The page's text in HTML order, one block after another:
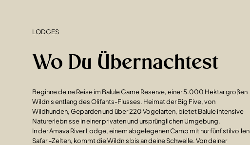
LODGES
Wo Du Übernachtest
Beginne deine Reise im Balule Game Reserve, einer 5.000 Hektar großen
Wildnis entlang des Olifants-Flusses. Heimat der Big Five, von
Wildhunden, Geparden und über 220 Vogelarten, bietet Balule intensive
Naturerlebnisse in einer privaten und ursprünglichen Umgebung.
In der Amava River Lodge, einem abgelegenen Camp mit nur fünf stilvollen
Safari-Zelten, kommt die Wildnis bis an deine Schwelle. Von deiner